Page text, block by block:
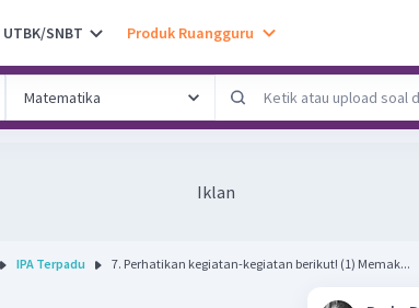
UTBK/SNBT Produk Ruangguru
Iklan
IPA Terpadu 7. Perhatikan kegiatan-kegiatan berikut! (1) Memak...